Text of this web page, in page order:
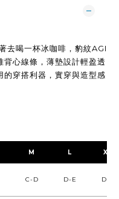
去喝一杯冰咖啡，豹紋AGI
心線條，薄墊設計輕盈透
的穿搭利器，實穿與造型感
M L XL
C-D D-E D-E